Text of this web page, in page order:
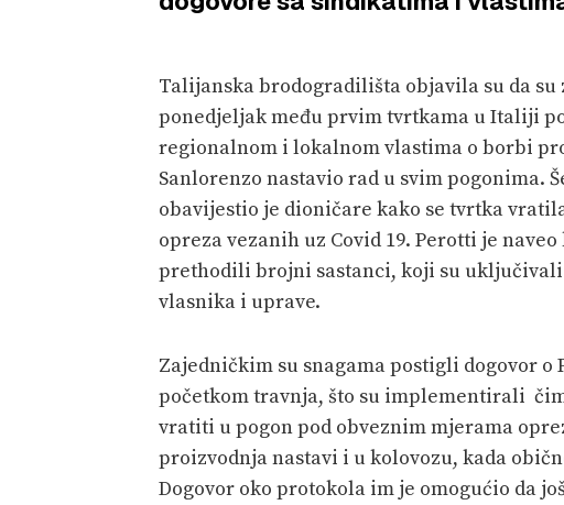
Talijanska brodogradilišta objavila su da
ponedjeljak među prvim tvrtkama u Italiji
regionalnom i lokalnom vlastima o borbi
Sanlorenzo nastavio rad u svim pogonima.
obavijestio je dioničare kako se tvrtka
opreza vezanih uz Covid 19. Perotti je
prethodili brojni sastanci, koji su
vlasnika i uprave.
Zajedničkim su snagama postigli dogovor
početkom travnja, što su implementirali
vratiti u pogon pod obveznim mjerama
proizvodnja nastavi i u kolovozu, kada
Dogovor oko protokola im je omogućio da